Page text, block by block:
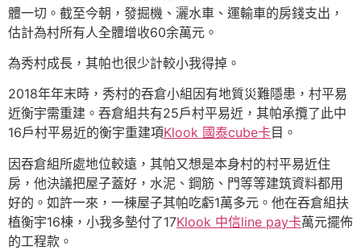
體一切。截至今朝，發掘機、灑水車、運輸車的房錢支出，
估計為村所有人全體增收60余萬元。
為秀村成長，其帕也很少計較小我得掉。
2018年年末時，秀村的吞倉小組因有地質災難隱患，村平易
近衡宇需重建。吞倉組共有25戶村平易近，其帕承攬了此中
16戶村平易近的衡宇重建項Klook 國泰cube卡目。
因吞倉組所處地位較遠，其帕又想是本身村的村平易近住
房，他決議把屋子蓋好，水泥、鋼筋、門等等建筑資料都用
好的。如許一來，一棟屋子其帕吃虧1萬多元。他在吞倉組扶
植衡宇16棟，小我多墊付了17Klook 中信line pay卡萬元擺佈
的工程款。